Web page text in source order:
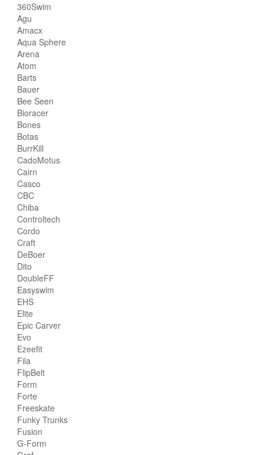
360Swim
Agu
Amacx
Aqua Sphere
Arena
Atom
Barts
Bauer
Bee Seen
Bioracer
Bones
Botas
BurrKill
CadoMotus
Cairn
Casco
CBC
Chiba
Controltech
Cordo
Craft
DeBoer
Dito
DoubleFF
Easyswim
EHS
Elite
Epic Carver
Evo
Ezeefit
Fila
FlipBelt
Form
Forte
Freeskate
Funky Trunks
Fusion
G-Form